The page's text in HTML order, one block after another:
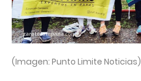
(Imagen: Punto Limite Noticias)